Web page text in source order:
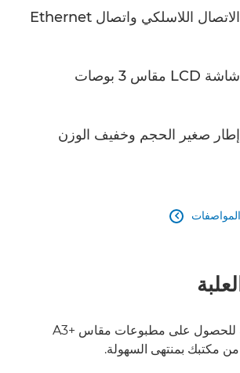
الاتصال اللاسلكي واتصال Ethernet
شاشة LCD مقاس 3 بوصات
إطار صغير الحجم وخفيف الوزن

كل ما تحتاج إليه للحصول على مطبوعات مقاس +‎A3
مكتبك بمنتهى السهولة.